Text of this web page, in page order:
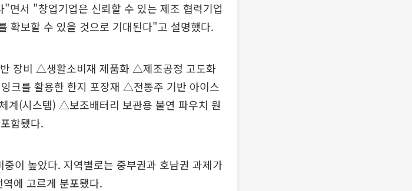
면서 "창업기업은 신뢰할 수 있는 제조 협력기업
확보할 수 있을 것으로 기대된다"고 설명했다.
장비 △생활소비재 제품화 △제조공정 고도화
크를 활용한 한지 포장재 △전통주 기반 아이스
(시스템) △보조배터리 보관용 불연 파우치 원
함됐다.
이 높았다. 지역별로는 중부권과 호남권 과제가
역에 고르게 분포됐다.